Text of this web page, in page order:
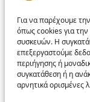
Για να παρέχουμε
όπως cookies για
συσκευών. Η
επεξεργαστούμε
περιήγησης ή
συγκατάθεση ή η
αρνητικά ορισμένες
Δικαίωμα
Επίλυση
Προσωπικά
Πολιτική